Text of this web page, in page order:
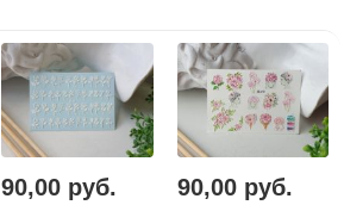
90,00 руб. 90,00 руб.